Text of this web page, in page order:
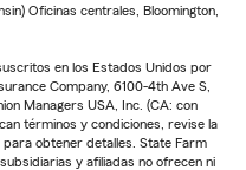
Oficinas centrales, Bloomington,
en los Estados Unidos por
Company, 6100-4th Ave S,
Managers USA, Inc. (CA: con
términos y condiciones, revise la
para obtener detalles. State Farm
y afiliadas no ofrecen ni